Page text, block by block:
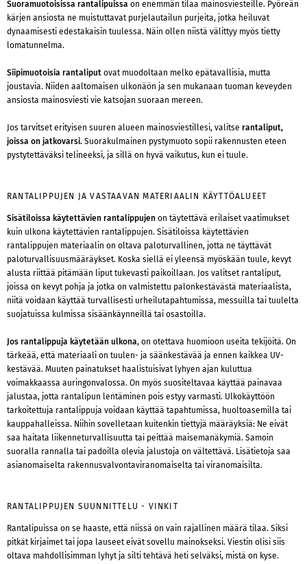
Suoramuotoisissa rantalipuissa on enemmän tilaa mainosviesteille. Pyöreän
kärjen ansiosta ne muistuttavat purjelautailun purjeita, jotka heiluvat
dynaamisesti edestakaisin tuulessa. Näin ollen niistä välittyy myös tietty
lomatunnelma.
Siipimuotoisia rantaliput ovat muodoltaan melko epätavallisia, mutta
joustavia. Niiden aaltomaisen ulkonäön ja sen mukanaan tuoman keveyden
ansiosta mainosviesti vie katsojan suoraan mereen.
Jos tarvitset erityisen suuren alueen mainosviestillesi, valitse rantaliput,
joissa on jatkovarsi. Suorakulmainen pystymuoto sopii rakennusten eteen
pystytettäväksi telineeksi, ja sillä on hyvä vaikutus, kun ei tuule.
RANTALIPPUJEN JA VASTAAVAN MATERIAALIN KÄYTTÖALUEET
Sisätiloissa käytettävien rantalippujen on täytettävä erilaiset vaatimukset
kuin ulkona käytettävien rantalippujen. Sisätiloissa käytettävien
rantalippujen materiaalin on oltava paloturvallinen, jotta ne täyttävät
paloturvallisuusmääräykset. Koska siellä ei yleensä myöskään tuule, kevyt
alusta riittää pitämään liput tukevasti paikoillaan. Jos valitset rantaliput,
joissa on kevyt pohja ja jotka on valmistettu palonkestävästä materiaalista,
niitä voidaan käyttää turvallisesti urheilutapahtumissa, messuilla tai tuulelta
suojatuissa kulmissa sisäänkäynneillä tai osastoilla.
Jos rantalippuja käytetään ulkona, on otettava huomioon useita tekijöitä. On
tärkeää, että materiaali on tuulen- ja säänkestävää ja ennen kaikkea UV-
kestävää. Muuten painatukset haalistuisivat lyhyen ajan kuluttua
voimakkaassa auringonvalossa. On myös suositeltavaa käyttää painavaa
jalustaa, jotta rantalipun lentäminen pois estyy varmasti. Ulkokäyttöön
tarkoitettuja rantalippuja voidaan käyttää tapahtumissa, huoltoasemilla tai
kauppahalleissa. Niihin sovelletaan kuitenkin tiettyjä määräyksiä: Ne eivät
saa haitata liikenneturvallisuutta tai peittää maisemanäkymiä. Samoin
suoralla rannalla tai padoilla olevia jalustoja on vältettävä. Lisätietoja saa
asianomaiselta rakennusvalvontaviranomaiselta tai viranomaisilta.
RANTALIPPUJEN SUUNNITTELU - VINKIT
Rantalipuissa on se haaste, että niissä on vain rajallinen määrä tilaa. Siksi
pitkät kirjaimet tai jopa lauseet eivät sovellu mainokseksi. Viestin olisi siis
oltava mahdollisimman lyhyt ja silti tehtävä heti selväksi, mistä on kyse.